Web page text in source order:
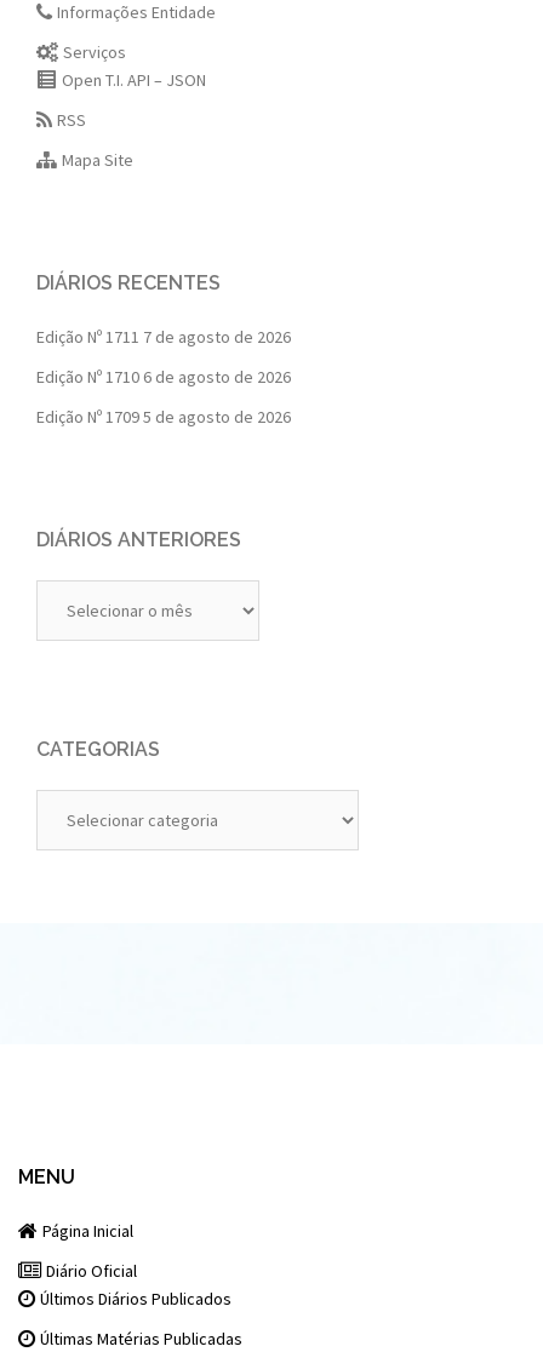
Informações Entidade
Serviços
Open T.I. API – JSON
RSS
Mapa Site
DIÁRIOS RECENTES
Edição Nº 1711 7 de agosto de 2026
Edição Nº 1710 6 de agosto de 2026
Edição Nº 17095 de agosto de 2026
DIÁRIOS ANTERIORES
Anteriores
CATEGORIAS
MENU
Página Inicial
Diário Oficial
Últimos Diários Publicados
Últimas Matérias Publicadas